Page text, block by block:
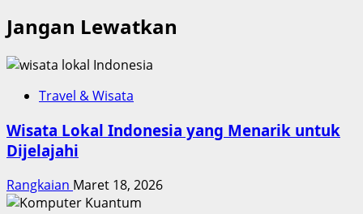
Jangan Lewatkan
Travel & Wisata
Wisata Lokal Indonesia yang Menarik untuk
Dijelajahi
Rangkaian Maret 18, 2026